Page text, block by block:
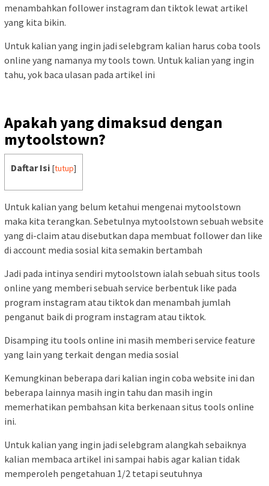
menambahkan follower instagram dan tiktok lewat artikel
yang kita bikin.
Untuk kalian yang ingin jadi selebgram kalian harus coba tools
online yang namanya my tools town. Untuk kalian yang ingin
tahu, yok baca ulasan pada artikel ini
Apakah yang dimaksud dengan
mytoolstown?
Daftar Isi [tutup]
Untuk kalian yang belum ketahui mengenai mytoolstown
maka kita terangkan. Sebetulnya mytoolstown sebuah website
yang di-claim atau disebutkan dapa membuat follower dan like
di account media sosial kita semakin bertambah
Jadi pada intinya sendiri mytoolstown ialah sebuah situs tools
online yang memberi sebuah service berbentuk like pada
program instagram atau tiktok dan menambah jumlah
penganut baik di program instagram atau tiktok.
Disamping itu tools online ini masih memberi service feature
yang lain yang terkait dengan media sosial
Kemungkinan beberapa dari kalian ingin coba website ini dan
beberapa lainnya masih ingin tahu dan masih ingin
memerhatikan pembahsan kita berkenaan situs tools online
ini.
Untuk kalian yang ingin jadi selebgram alangkah sebaiknya
kalian membaca artikel ini sampai habis agar kalian tidak
memperoleh pengetahuan 1/2 tetapi seutuhnya